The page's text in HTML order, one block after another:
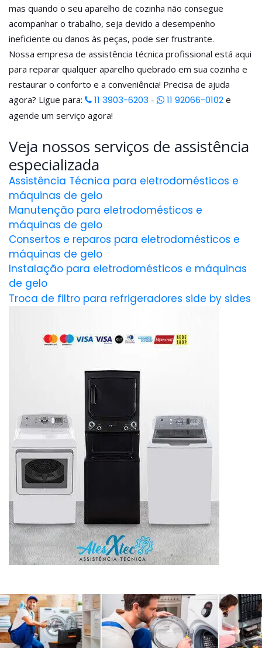
mas quando o seu aparelho de cozinha não consegue
acompanhar o trabalho, seja devido a desempenho
ineficiente ou danos às peças, pode ser frustrante.
Nossa empresa de assistência técnica profissional está aqui
para reparar qualquer aparelho quebrado em sua cozinha e
restaurar o conforto e a conveniência! Precisa de ajuda
agora? Ligue para:
11 3903-6203 - 11 92066-0102 e
agende um serviço agora!
Veja nossos serviços de assistência
especializada
Assistência Técnica para eletrodomésticos e
máquinas de gelo
Manutenção para eletrodomésticos e
máquinas de gelo
Consertos e reparos para eletrodomésticos e
máquinas de gelo
Instalação para eletrodomésticos e máquinas
de gelo
Troca de filtro para refrigeradores side by sides